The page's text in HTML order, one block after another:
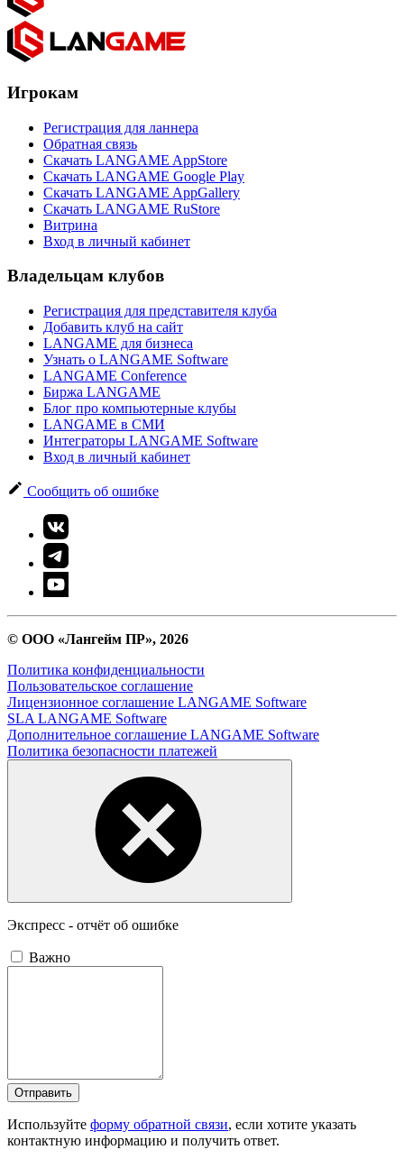
Игрокам
Регистрация для ланнера
Обратная связь
Скачать LANGAME AppStore
Скачать LANGAME Google Play
Скачать LANGAME AppGallery
Скачать LANGAME RuStore
Витрина
Вход в личный кабинет
Владельцам клубов
Регистрация для представителя клуба
Добавить клуб на сайт
LANGAME для бизнеса
Узнать о LANGAME Software
LANGAME Conference
Биржа LANGAME
Блог про компьютерные клубы
LANGAME в СМИ
Интеграторы LANGAME Software
Вход в личный кабинет
Сообщить об ошибке
© ООО «Лангейм ПР», 2026
Политика конфиденциальности
Пользовательское соглашение
Лицензионное соглашение LANGAME Software
SLA LANGAME Software
Дополнительное соглашение LANGAME Software
Политика безопасности платежей
Экспресс - отчёт об ошибке
Важно
Отправить
Используйте форму обратной связи, если хотите указать
контактную информацию и получить ответ.